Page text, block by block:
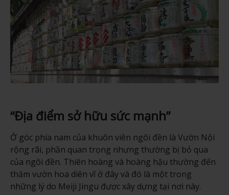
“Địa điểm sở hữu sức mạnh”
Ở góc phía nam của khuôn viên ngôi đền là Vườn Nội
rộng rãi, phần quan trọng nhưng thường bị bỏ qua
của ngôi đền. Thiên hoàng và hoàng hậu thường đến
thăm vườn hoa diên vĩ ở đây và đó là một trong
những lý do Meiji Jingu được xây dựng tại nơi này.